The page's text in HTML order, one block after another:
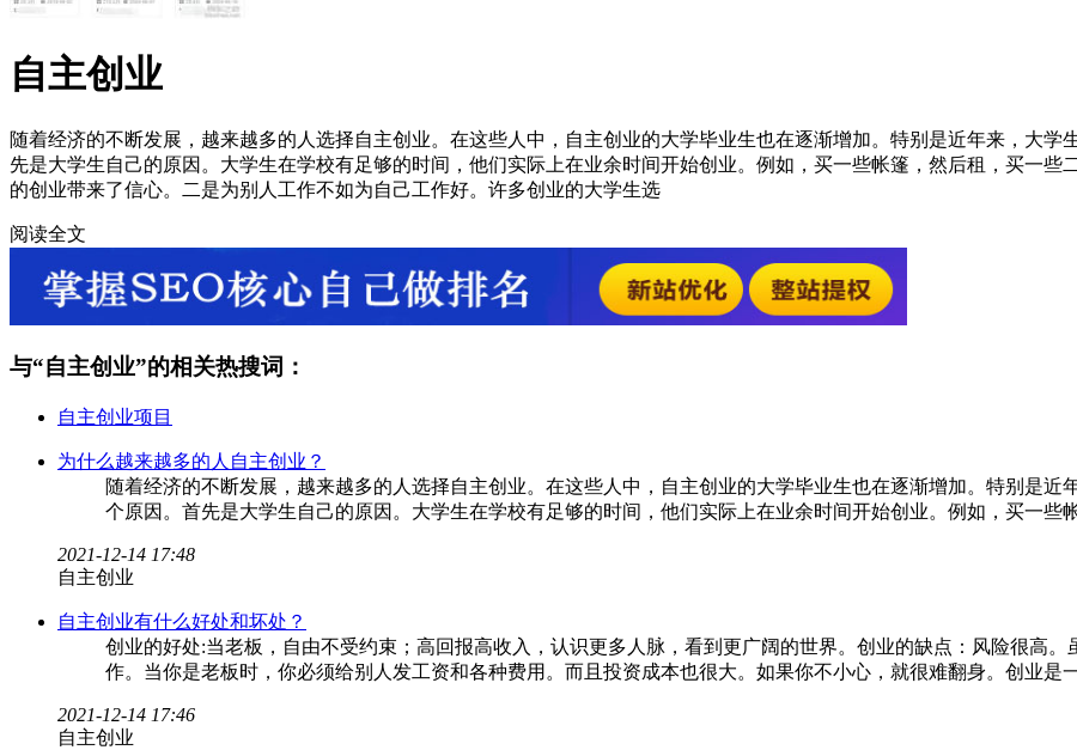
自主创业
随着经济的不断发展，越来越多的人选择自主创业。在这些人中，自主创业的大学毕业生也在逐渐增加。特别是近年来，大
先是大学生自己的原因。大学生在学校有足够的时间，他们实际上在业余时间开始创业。例如，买一些帐篷，然后租，买一
的创业带来了信心。二是为别人工作不如为自己工作好。许多创业的大学生选
阅读全文
与“自主创业”的相关热搜词：
自主创业项目
为什么越来越多的人自主创业？
随着经济的不断发展，越来越多的人选择自主创业。在这些人中，自主创业的大学毕业生也在逐渐增加。特别是
个原因。首先是大学生自己的原因。大学生在学校有足够的时间，他们实际上在业余时间开始创业。例如，买一些
2021-12-14 17:48
自主创业
自主创业有什么好处和坏处？
创业的好处:当老板，自由不受约束；高回报高收入，认识更多人脉，看到更广阔的世界。创业的缺点：风险很高
作。当你是老板时，你必须给别人发工资和各种费用。而且投资成本也很大。如果你不小心，就很难翻身。创业是
2021-12-14 17:46
自主创业